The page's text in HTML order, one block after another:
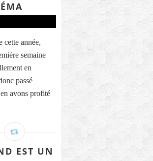
cette année,
semaine
en
passé
avons profité
EST UN